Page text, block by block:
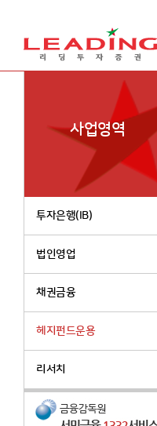
사업영역
투자은행(IB)
법인영업
채권금융
헤지펀드운용
리서치